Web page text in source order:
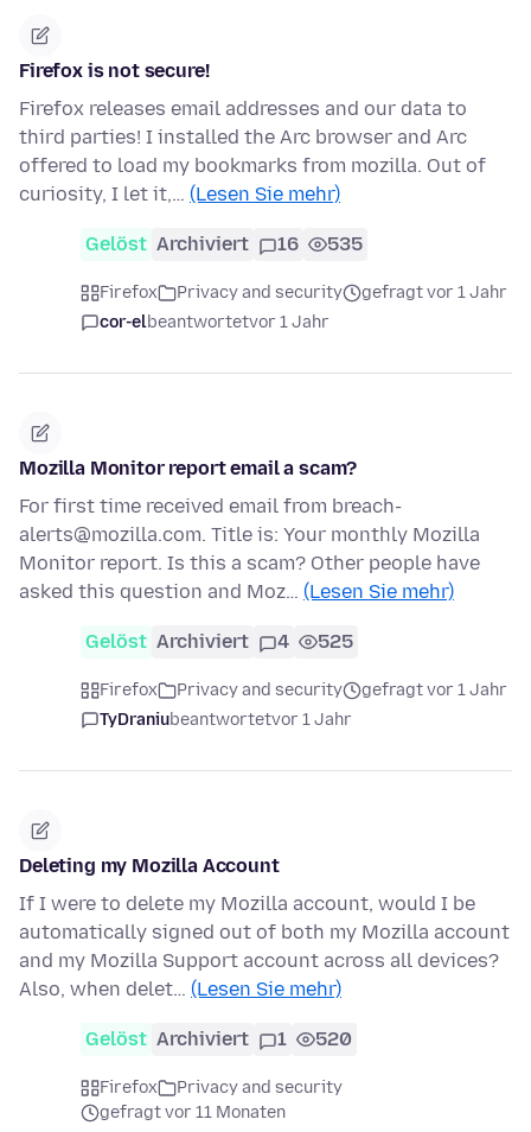
Firefox is not secure!
Firefox releases email addresses and our data to
third parties! I installed the Arc browser and Arc
offered to load my bookmarks from mozilla. Out of
curiosity, I let it,… (Lesen Sie mehr)
Gelöst Archiviert 16 535
Firefox Privacy and security
gefragt vor 1 Jahr
cor-elbeantwortetvor 1 Jahr
Mozilla Monitor report email a scam?
For first time received email from breach-
alerts@mozilla.com. Title is: Your monthly Mozilla
Monitor report. Is this a scam? Other people have
asked this question and Moz… (Lesen Sie mehr)
Gelöst Archiviert 4 525
Firefox Privacy and security
gefragt vor 1 Jahr
TyDraniubeantwortetvor 1 Jahr
Deleting my Mozilla Account
If I were to delete my Mozilla account, would I be
automatically signed out of both my Mozilla account
and my Mozilla Support account across all devices?
Also, when delet… (Lesen Sie mehr)
Gelöst Archiviert 1 520
Firefox
Privacy and security
gefragt vor 11 Monaten